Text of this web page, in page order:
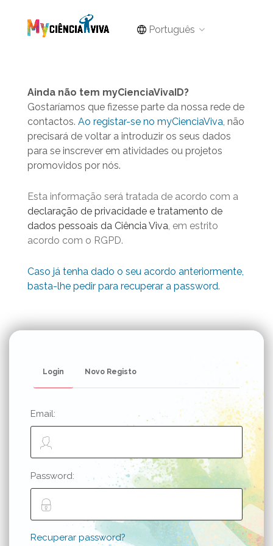
Português
Ainda não tem myCienciaVivaID?
Gostaríamos que fizesse parte da nossa rede de
contactos. Ao registar-se no myCienciaViva, não
precisará de voltar a introduzir os seus dados
para se inscrever em atividades ou projetos
promovidos por nós.
Esta informação será tratada de acordo com a
declaração de privacidade e tratamento de
dados pessoais da Ciência Viva, em estrito
acordo com o RGPD.
Caso já tenha dado o seu acordo anteriormente,
basta-lhe pedir para recuperar a password.
Login Novo Registo
Email:
Password:
Recuperar password?